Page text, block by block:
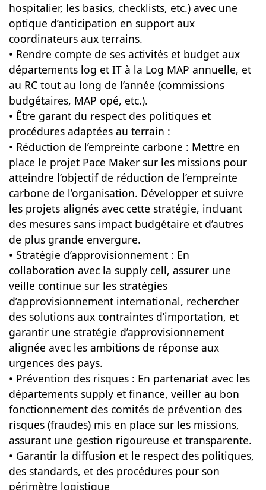
hospitalier, les basics, checklists, etc.) avec une
optique d’anticipation en support aux
coordinateurs aux terrains.
• Rendre compte de ses activités et budget aux
départements log et IT à la Log MAP annuelle, et
au RC tout au long de l’année (commissions
budgétaires, MAP opé, etc.).
• Être garant du respect des politiques et
procédures adaptées au terrain :
• Réduction de l’empreinte carbone : Mettre en
place le projet Pace Maker sur les missions pour
atteindre l’objectif de réduction de l’empreinte
carbone de l’organisation. Développer et suivre
les projets alignés avec cette stratégie, incluant
des mesures sans impact budgétaire et d’autres
de plus grande envergure.
• Stratégie d’approvisionnement : En
collaboration avec la supply cell, assurer une
veille continue sur les stratégies
d’approvisionnement international, rechercher
des solutions aux contraintes d’importation, et
garantir une stratégie d’approvisionnement
alignée avec les ambitions de réponse aux
urgences des pays.
• Prévention des risques : En partenariat avec les
départements supply et finance, veiller au bon
fonctionnement des comités de prévention des
risques (fraudes) mis en place sur les missions,
assurant une gestion rigoureuse et transparente.
• Garantir la diffusion et le respect des politiques,
des standards, et des procédures pour son
périmètre logistique